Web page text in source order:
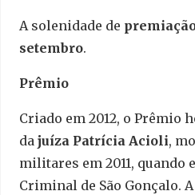
A solenidade de
setembro.
Prêmio
Criado em 2012, o Prêmio
da juíza Patrícia Acioli,
militares em 2011, quando
Criminal de São Gonçalo.